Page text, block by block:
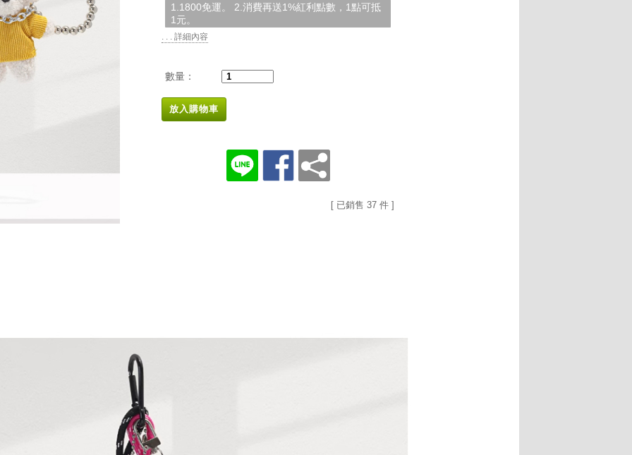
1.1800免運。 2.消費再送1%紅利點數，1點可抵
1元。
. . . 詳細內容
數量：
放入購物車
[ 已銷售 37 件 ]